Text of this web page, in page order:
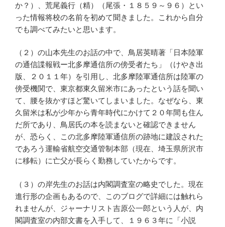
か？）、荒尾義行（精）（尾張・１８５９～９６）とい
った情報将校の名前を初めて聞きました。これから自分
でも調べてみたいと思います。
（２）の山本先生のお話の中で、鳥居英晴著「日本陸軍
の通信諜報戦ー北多摩通信所の傍受者たち」（けやき出
版、２０１１年）を引用し、北多摩陸軍通信所は陸軍の
傍受機関で、東京都東久留米市にあったという話を聞い
て、腰を抜かすほど驚いてしまいました。なぜなら、東
久留米は私が少年から青年時代にかけて２０年間も住ん
だ所であり、鳥居氏の本を読まないと確認できません
が、恐らく、この北多摩陸軍通信所の跡地に建設された
であろう運輸省航空交通管制本部（現在、埼玉県所沢市
に移転）に亡父が長らく勤務していたからです。
（３）の岸先生のお話は内閣調査室の略史でした。現在
進行形の企画もあるので、このブログで詳細には触れら
れませんが、ジャーナリスト吉原公一郎という人が、内
閣調査室の内部文書を入手して、１９６３年に「小説